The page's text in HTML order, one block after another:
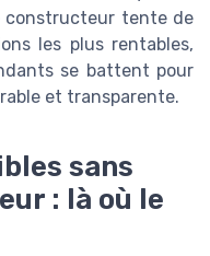
constructeur tente de
les plus rentables,
se battent pour
et transparente.
sans
: là où le